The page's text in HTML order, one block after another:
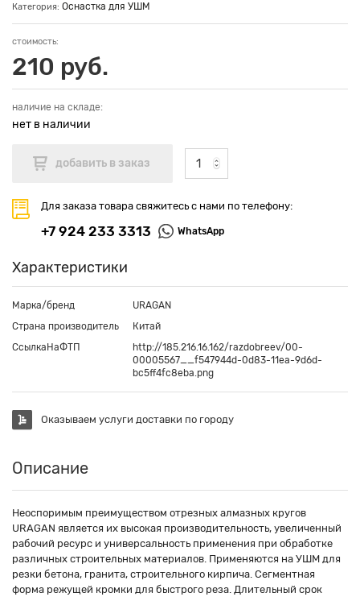
Категория: Оснастка для УШМ
стоимость:
210 руб.
наличие на складе:
нет в наличии
Для заказа товара свяжитесь с нами по телефону:
+7 924 233 3313 WhatsApp
Характеристики
Марка/бренд
URAGAN
Страна производитель
Китай
СсылкаНаФТП
http://185.216.16.162/razdobreev/00-
00005567__f547944d-0d83-11ea-9d6d-
bc5ff4fc8eba.png
Оказываем услуги доставки по городу
Описание
Неоспоримым преимуществом отрезных алмазных кругов
URAGAN является их высокая производительность, увеличенный
рабочий ресурс и универсальность применения при обработке
различных строительных материалов. Применяются на УШМ для
резки бетона, гранита, строительного кирпича. Сегментная
форма режущей кромки для быстрого реза. Длительный срок